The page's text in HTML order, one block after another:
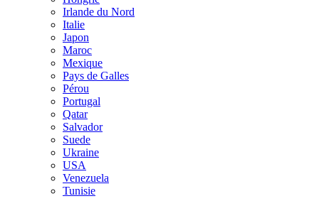
Irlande du Nord
Italie
Japon
Maroc
Mexique
Pays de Galles
Pérou
Portugal
Qatar
Salvador
Suede
Ukraine
USA
Venezuela
Tunisie